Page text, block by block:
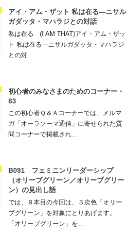
アイ・アム・ザット 私は在る―ニサル
ガダッタ・マハラジとの対話
私は在る (I AM THAT)アイ・アム・ザッ
ト 私は在る―ニサルガダッタ・マハラジ
との対…
初心者のみなさまのためのコーナー・
83
この初心者Ｑ＆Ａコーナーでは、メルマ
ガ「オーラソーマ通信」に寄せられた質
問コーナーで掲載され…
B091 フェミニンリーダーシップ
（オリーブグリーン／オリーブグリー
ン）の見出し語
では、９本目の今回は、３次色「オリー
ブグリーン」を対象にとりあげます。
「オリーブグリーン」を…